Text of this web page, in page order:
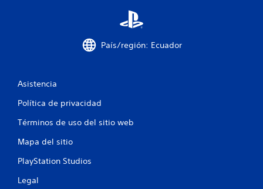
País/región: Ecuador
Asistencia
Política de privacidad
Términos de uso del sitio web
Mapa del sitio
PlayStation Studios
Legal